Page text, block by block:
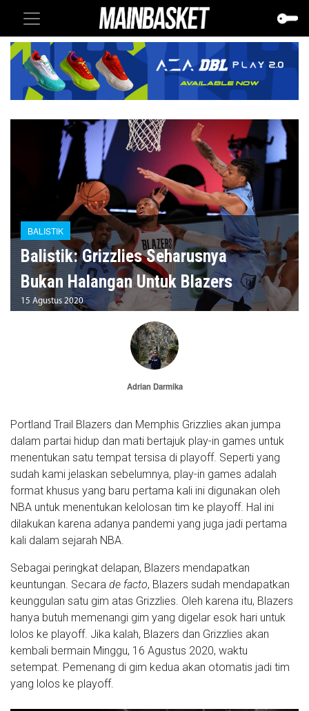
BALISTIK
Balistik: Grizzlies Seharusnya
Bukan Halangan Untuk Blazers
15 Agustus 2020
Adrian Darmika
Portland Trail Blazers dan Memphis Grizzlies akan jumpa
dalam partai hidup dan mati bertajuk play-in games untuk
menentukan satu tempat tersisa di playoff. Seperti yang
sudah kami jelaskan sebelumnya, play-in games adalah
format khusus yang baru pertama kali ini digunakan oleh
NBA untuk menentukan kelolosan tim ke playoff. Hal ini
dilakukan karena adanya pandemi yang juga jadi pertama
kali dalam sejarah NBA.
Sebagai peringkat delapan, Blazers mendapatkan
keuntungan. Secara de facto, Blazers sudah mendapatkan
keunggulan satu gim atas Grizzlies. Oleh karena itu, Blazers
hanya butuh memenangi gim yang digelar esok hari untuk
lolos ke playoff. Jika kalah, Blazers dan Grizzlies akan
kembali bermain Minggu, 16 Agustus 2020, waktu
setempat. Pemenang di gim kedua akan otomatis jadi tim
yang lolos ke playoff.